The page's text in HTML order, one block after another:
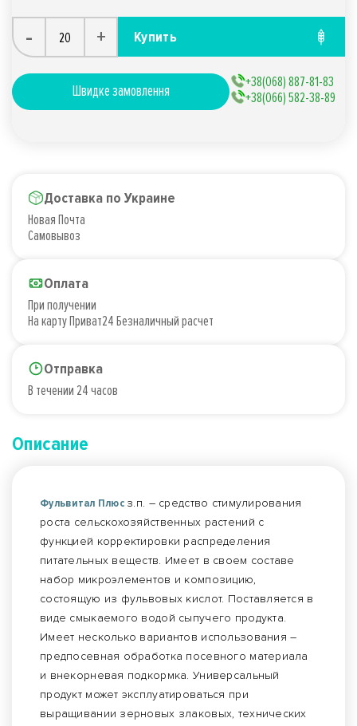
- + Купить
Швидке замовлення
+38(068) 887-81-83
+38(066) 582-38-89
Доставка по Украине
Новая Почта
Самовывоз
Оплата
При получении
На карту Приват24 Безналичный расчет
Отправка
В течении 24 часов
Описание
Фульвитал Плюс з.п. – средство стимулирования
роста сельскохозяйственных растений с
функцией корректировки распределения
питательных веществ. Имеет в своем составе
набор микроэлементов и композицию,
состоящую из фульвовых кислот. Поставляется в
виде смыкаемого водой сыпучего продукта.
Имеет несколько вариантов использования –
предпосевная обработка посевного материала
и внекорневая подкормка. Универсальный
продукт может эксплуатироваться при
выращивании зерновых злаковых, технических